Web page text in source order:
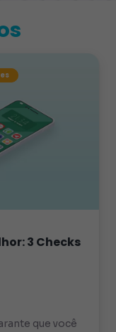
3 Checks
que você